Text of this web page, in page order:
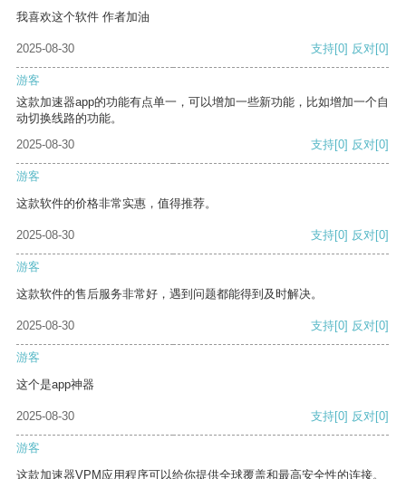
我喜欢这个软件 作者加油
2025-08-30 支持[0] 反对[0]
游客
这款加速器app的功能有点单一，可以增加一些新功能，比如增加一个自
动切换线路的功能。
2025-08-30
支持[0] 反对[0]
游客
这款软件的价格非常实惠，值得推荐。
2025-08-30 支持[0] 反对[0]
游客
这款软件的售后服务非常好，遇到问题都能得到及时解决。
2025-08-30 支持[0] 反对[0]
游客
这个是app神器
2025-08-30 支持[0] 反对[0]
游客
这款加速器VPM应用程序可以给你提供全球覆盖和最高安全性的连接。